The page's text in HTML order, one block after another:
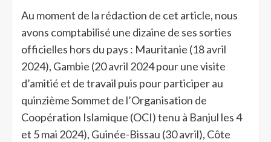
Au moment de la rédaction de cet article, nous
avons comptabilisé une dizaine de ses sorties
officielles hors du pays : Mauritanie (18 avril
2024), Gambie (20 avril 2024 pour une visite
d’amitié et de travail puis pour participer au
quinzième Sommet de l’Organisation de
Coopération Islamique (OCI) tenu à Banjul les 4
et 5 mai 2024), Guinée-Bissau (30 avril), Côte